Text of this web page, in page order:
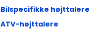
Bilspecifikke højttalere
ATV-højttalere